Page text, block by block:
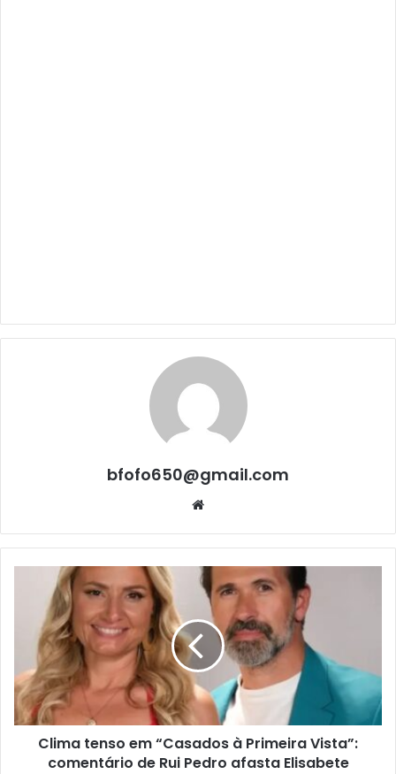
bfofo650@gmail.com
Website
Clima tenso em “Casados à Primeira Vista”:
comentário de Rui Pedro afasta Elisabete